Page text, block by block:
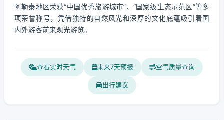
阿勒泰地区荣获“中国优秀旅游城市”、“国家级生态示范区”等多
项荣誉称号，凭借独特的自然风光和深厚的文化底蕴吸引着国
内外游客前来观光游览。
查看实时天气 未来7天预报 空气质量查询
出行建议